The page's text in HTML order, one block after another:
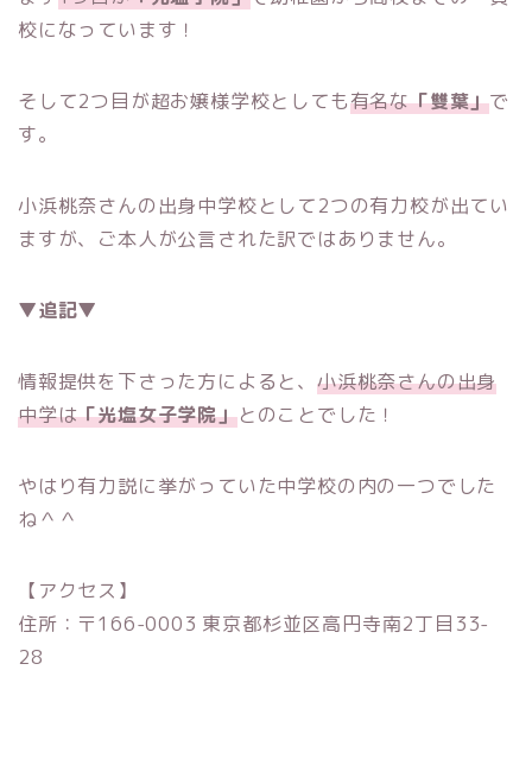
校になっています！
そして2つ目が超お嬢様学校としても有名な「雙葉」で
す。
小浜桃奈さんの出身中学校として2つの有力校が出てい
ますが、ご本人が公言された訳ではありません。
▼追記▼
情報提供を下さった方によると、 小浜桃奈さんの出身
中学は「光塩女子学院」とのことでした！
やはり有力説に挙がっていた中学校の内の一つでした
ね＾＾
【アクセス】
住所：〒166-0003 東京都杉並区高円寺南2丁目33-
28